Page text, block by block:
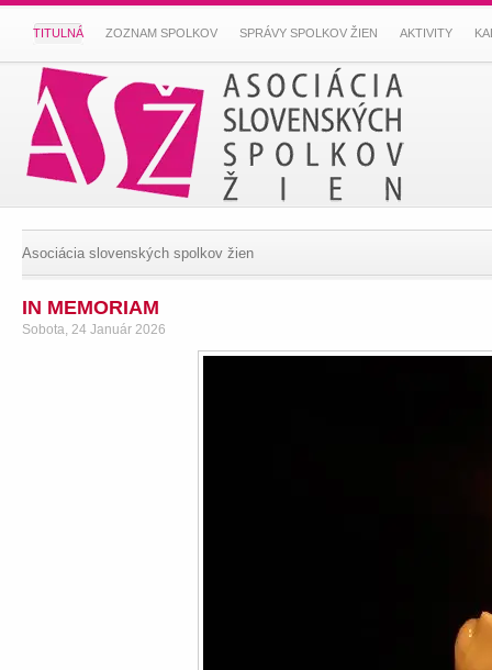
TITULNÁ ZOZNAM SPOLKOV SPRÁVY SPOLKOV ŽIEN AKTIVITY
Asociácia slovenských spolkov žien
IN MEMORIAM
Sobota, 24 Január 2026